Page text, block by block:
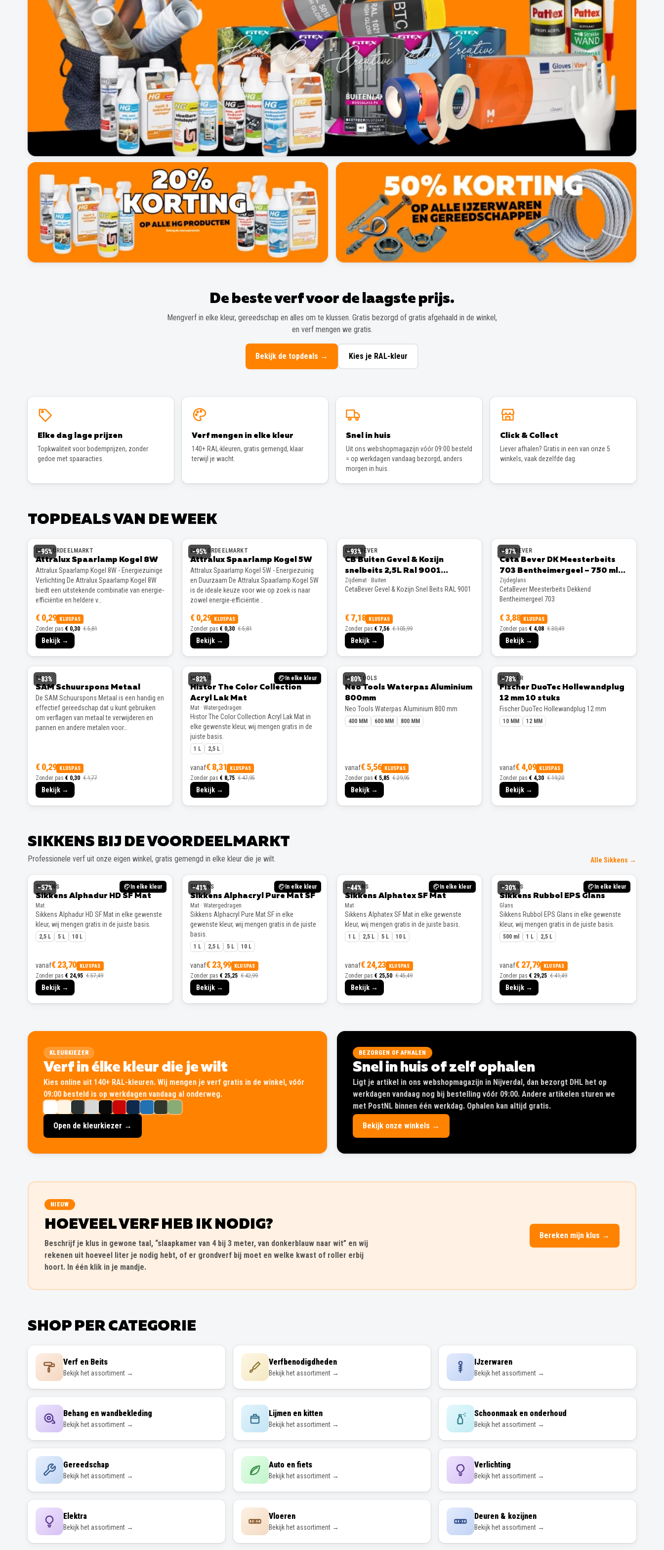
De beste verf voor de laagste prijs.
Mengverf in elke kleur, gereedschap en alles om te klussen. Gratis bezorgd of gratis afgehaald in de winkel,
en verf mengen we gratis.
Bekijk de topdeals → Kies je RAL-kleur
Elke dag lage prijzen
Topkwaliteit voor bodemprijzen, zonder
gedoe met spaaracties.
Verf mengen in elke kleur
140+ RAL-kleuren, gratis gemengd, klaar
terwijl je wacht.
Snel in huis
Uit ons webshopmagazijn vóór 09:00 besteld
= op werkdagen vandaag bezorgd, anders
morgen in huis.
Click & Collect
Liever afhalen? Gratis in een van onze 5
winkels, vaak dezelfde dag.
TOPDEALS VAN DE WEEK
−95%
DE VOORDEELMARKT
Attralux Spaarlamp Kogel 8W
Attralux Spaarlamp Kogel 8W - Energiezuinige
Verlichting De Attralux Spaarlamp Kogel 8W
biedt een uitstekende combinatie van energie-
efficiëntie en heldere v…
€ 0,29 KLUSPAS
Zonder pas € 0,30 € 5,81
Bekijk →
−95%
DE VOORDEELMARKT
Attralux Spaarlamp Kogel 5W
Attralux Spaarlamp Kogel 5W - Energiezuinig
en Duurzaam De Attralux Spaarlamp Kogel 5W
is de ideale keuze voor wie op zoek is naar
zowel energie-efficiëntie…
€ 0,29 KLUSPAS
Zonder pas € 0,30 € 5,81
Bekijk →
−93%
CETABEVER
CB Buiten Gevel & Kozijn
snelbeits 2,5L Ral 9001
Zijdemat
Zijdemat · Buiten
CetaBever Gevel & Kozijn Snel Beits RAL 9001
€ 7,18 KLUSPAS
Zonder pas € 7,56 € 105,99
Bekijk →
−87%
CETABEVER
Ceta Bever DK Meesterbeits
703 Bentheimergeel – 750 ml
Zijdeglans
Zijdeglans
CetaBever Meesterbeits Dekkend
Bentheimergeel 703
€ 3,88 KLUSPAS
Zonder pas € 4,08 € 30,49
Bekijk →
−83%
SAM
SAM Schuurspons Metaal
De SAM Schuurspons Metaal is een handig en
effectief gereedschap dat u kunt gebruiken
om verflagen van metaal te verwijderen en
pannen en andere metalen voor…
€ 0,29 KLUSPAS
Zonder pas € 0,30 € 1,77
Bekijk →
−82% In elke kleur
HISTOR
Histor The Color Collection
Acryl Lak Mat
Mat · Watergedragen
Histor The Color Collection Acryl Lak Mat in
elke gewenste kleur, wij mengen gratis in de
juiste basis.
1 L 2,5 L
vanaf€ 8,31 KLUSPAS
Zonder pas € 8,75 € 47,95
Bekijk →
−80%
NEO TOOLS
Neo Tools Waterpas Aluminium
800mm
Neo Tools Waterpas Aluminium 800 mm
400 MM 600 MM 800 MM
vanaf€ 5,56 KLUSPAS
Zonder pas € 5,85 € 29,95
Bekijk →
−78%
FISCHER
Fischer DuoTec Hollewandplug
12 mm 10 stuks
Fischer DuoTec Hollewandplug 12 mm
10 MM 12 MM
vanaf€ 4,09 KLUSPAS
Zonder pas € 4,30 € 19,20
Bekijk →
SIKKENS BIJ DE VOORDEELMARKT
Professionele verf uit onze eigen winkel, gratis gemengd in elke kleur die je wilt. Alle Sikkens →
−57% In elke kleur
SIKKENS
Sikkens Alphadur HD SF Mat
Mat
Sikkens Alphadur HD SF Mat in elke gewenste
kleur, wij mengen gratis in de juiste basis.
2,5 L 5 L 10 L
vanaf€ 23,70 KLUSPAS
Zonder pas € 24,95 € 57,49
Bekijk →
−41% In elke kleur
SIKKENS
Sikkens Alphacryl Pure Mat SF
Mat · Watergedragen
Sikkens Alphacryl Pure Mat SF in elke
gewenste kleur, wij mengen gratis in de juiste
basis.
1 L 2,5 L 5 L 10 L
vanaf€ 23,99 KLUSPAS
Zonder pas € 25,25 € 42,99
Bekijk →
−44% In elke kleur
SIKKENS
Sikkens Alphatex SF Mat
Mat
Sikkens Alphatex SF Mat in elke gewenste
kleur, wij mengen gratis in de juiste basis.
1 L 2,5 L 5 L 10 L
vanaf€ 24,23 KLUSPAS
Zonder pas € 25,50 € 45,49
Bekijk →
−30% In elke kleur
SIKKENS
Sikkens Rubbol EPS Glans
Glans
Sikkens Rubbol EPS Glans in elke gewenste
kleur, wij mengen gratis in de juiste basis.
500 ml 1 L 2,5 L
vanaf€ 27,79 KLUSPAS
Zonder pas € 29,25 € 41,49
Bekijk →
KLEURKIEZER
Verf in élke kleur die je wilt
Kies online uit 140+ RAL-kleuren. Wij mengen je verf gratis in de winkel, vóór
09:00 besteld is op werkdagen vandaag al onderweg.
Open de kleurkiezer →
BEZORGEN OF AFHALEN
Snel in huis of zelf ophalen
Ligt je artikel in ons webshopmagazijn in Nijverdal, dan bezorgt DHL het op
werkdagen vandaag nog bij bestelling vóór 09:00. Andere artikelen sturen we
met PostNL binnen één werkdag. Ophalen kan altijd gratis.
Bekijk onze winkels →
NIEUW
HOEVEEL VERF HEB IK NODIG?
Beschrijf je klus in gewone taal, “slaapkamer van 4 bij 3 meter, van donkerblauw naar wit” en wij
rekenen uit hoeveel liter je nodig hebt, of er grondverf bij moet en welke kwast of roller erbij
hoort. In één klik in je mandje.
Bereken mijn klus →
SHOP PER CATEGORIE
Verf en Beits
Bekijk het assortiment →
Verfbenodigdheden
Bekijk het assortiment →
IJzerwaren
Bekijk het assortiment →
Behang en wandbekleding
Bekijk het assortiment →
Lijmen en kitten
Bekijk het assortiment →
Schoonmaak en onderhoud
Bekijk het assortiment →
Gereedschap
Bekijk het assortiment →
Auto en fiets
Bekijk het assortiment →
Verlichting
Bekijk het assortiment →
Elektra
Bekijk het assortiment →
Vloeren
Bekijk het assortiment →
Deuren & kozijnen
Bekijk het assortiment →